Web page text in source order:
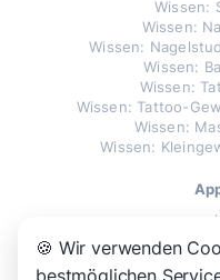
Wissen:
Wissen:
Wissen:
Wissen:
Wissen:
Wissen: Tattoo-
Wissen:
Wissen:
🍪 Wir verwenden